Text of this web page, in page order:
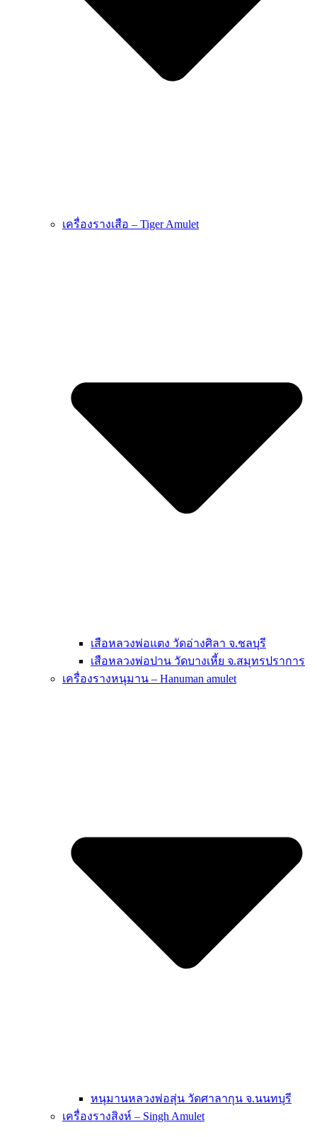
เครื่องรางเสือ – Tiger Amulet
เสือหลวงพ่อแตง วัดอ่างศิลา จ.ชลบุรี
เสือหลวงพ่อปาน วัดบางเหี้ย จ.สมุทรปราการ
เครื่องรางหนุมาน – Hanuman amulet
หนุมานหลวงพ่อสุ่น วัดศาลากุน จ.นนทบุรี
เครื่องรางสิงห์ – Singh Amulet